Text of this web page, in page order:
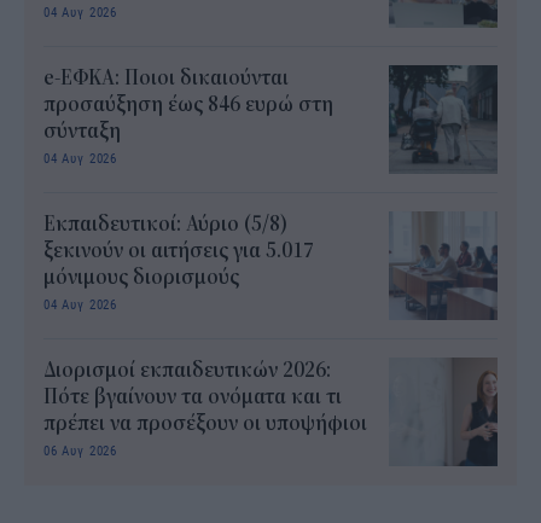
04 Αυγ 2026
e-ΕΦΚΑ: Ποιοι δικαιούνται
προσαύξηση έως 846 ευρώ στη
σύνταξη
04 Αυγ 2026
Εκπαιδευτικοί: Αύριο (5/8)
ξεκινούν οι αιτήσεις για 5.017
μόνιμους διορισμούς
04 Αυγ 2026
Διορισμοί εκπαιδευτικών 2026:
Πότε βγαίνουν τα ονόματα και τι
πρέπει να προσέξουν οι υποψήφιοι
06 Αυγ 2026